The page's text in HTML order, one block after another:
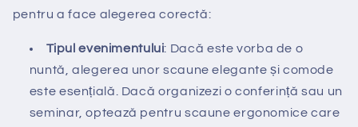
pentru a face alegerea corectă:
Tipul evenimentului: Dacă este vorba de o
nuntă, alegerea unor scaune elegante și comode
este esențială. Dacă organizezi o conferință sau un
seminar, optează pentru scaune ergonomice care